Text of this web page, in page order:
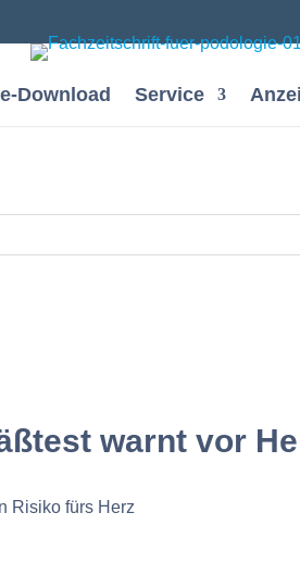
Download Service
warnt vor